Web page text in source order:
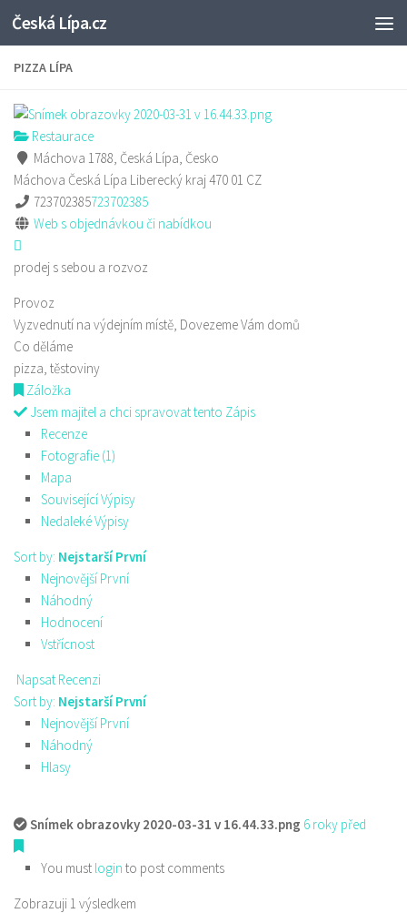
Skip to content
Česká Lípa.cz
PIZZA LÍPA
Restaurace
Máchova 1788, Česká Lípa, Česko
Máchova Česká Lípa Liberecký kraj470 01 CZ
723702385723702385
Web s objednávkou či nabídkou
prodej s sebou a rozvoz
Provoz
Vyzvednutí na výdejním místě, Dovezeme Vám domů
Co děláme
pizza, těstoviny
Záložka
Jsem majitel a chci spravovat tento Zápis
Recenze
Fotografie (1)
Mapa
Související Výpisy
Nedaleké Výpisy
Sort by: Nejstarší První
Nejnovější První
Náhodný
Hodnocení
Vstřícnost
Napsat Recenzi
Sort by: Nejstarší První
Nejnovější První
Náhodný
Hlasy
Snímek obrazovky 2020-03-31 v 16.44.33.png 6 roky před
You must login to post comments
Zobrazuji 1 výsledkem